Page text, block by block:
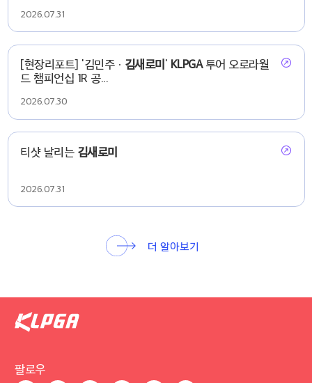
2026.07.31
[현장리포트] '김민주ㆍ 김새로미' KLPGA투어 오로라월
드 챔피언십 1R 공...
2026.07.30
티샷 날리는 김새로미
2026.07.31
더 알아보기
팔로우